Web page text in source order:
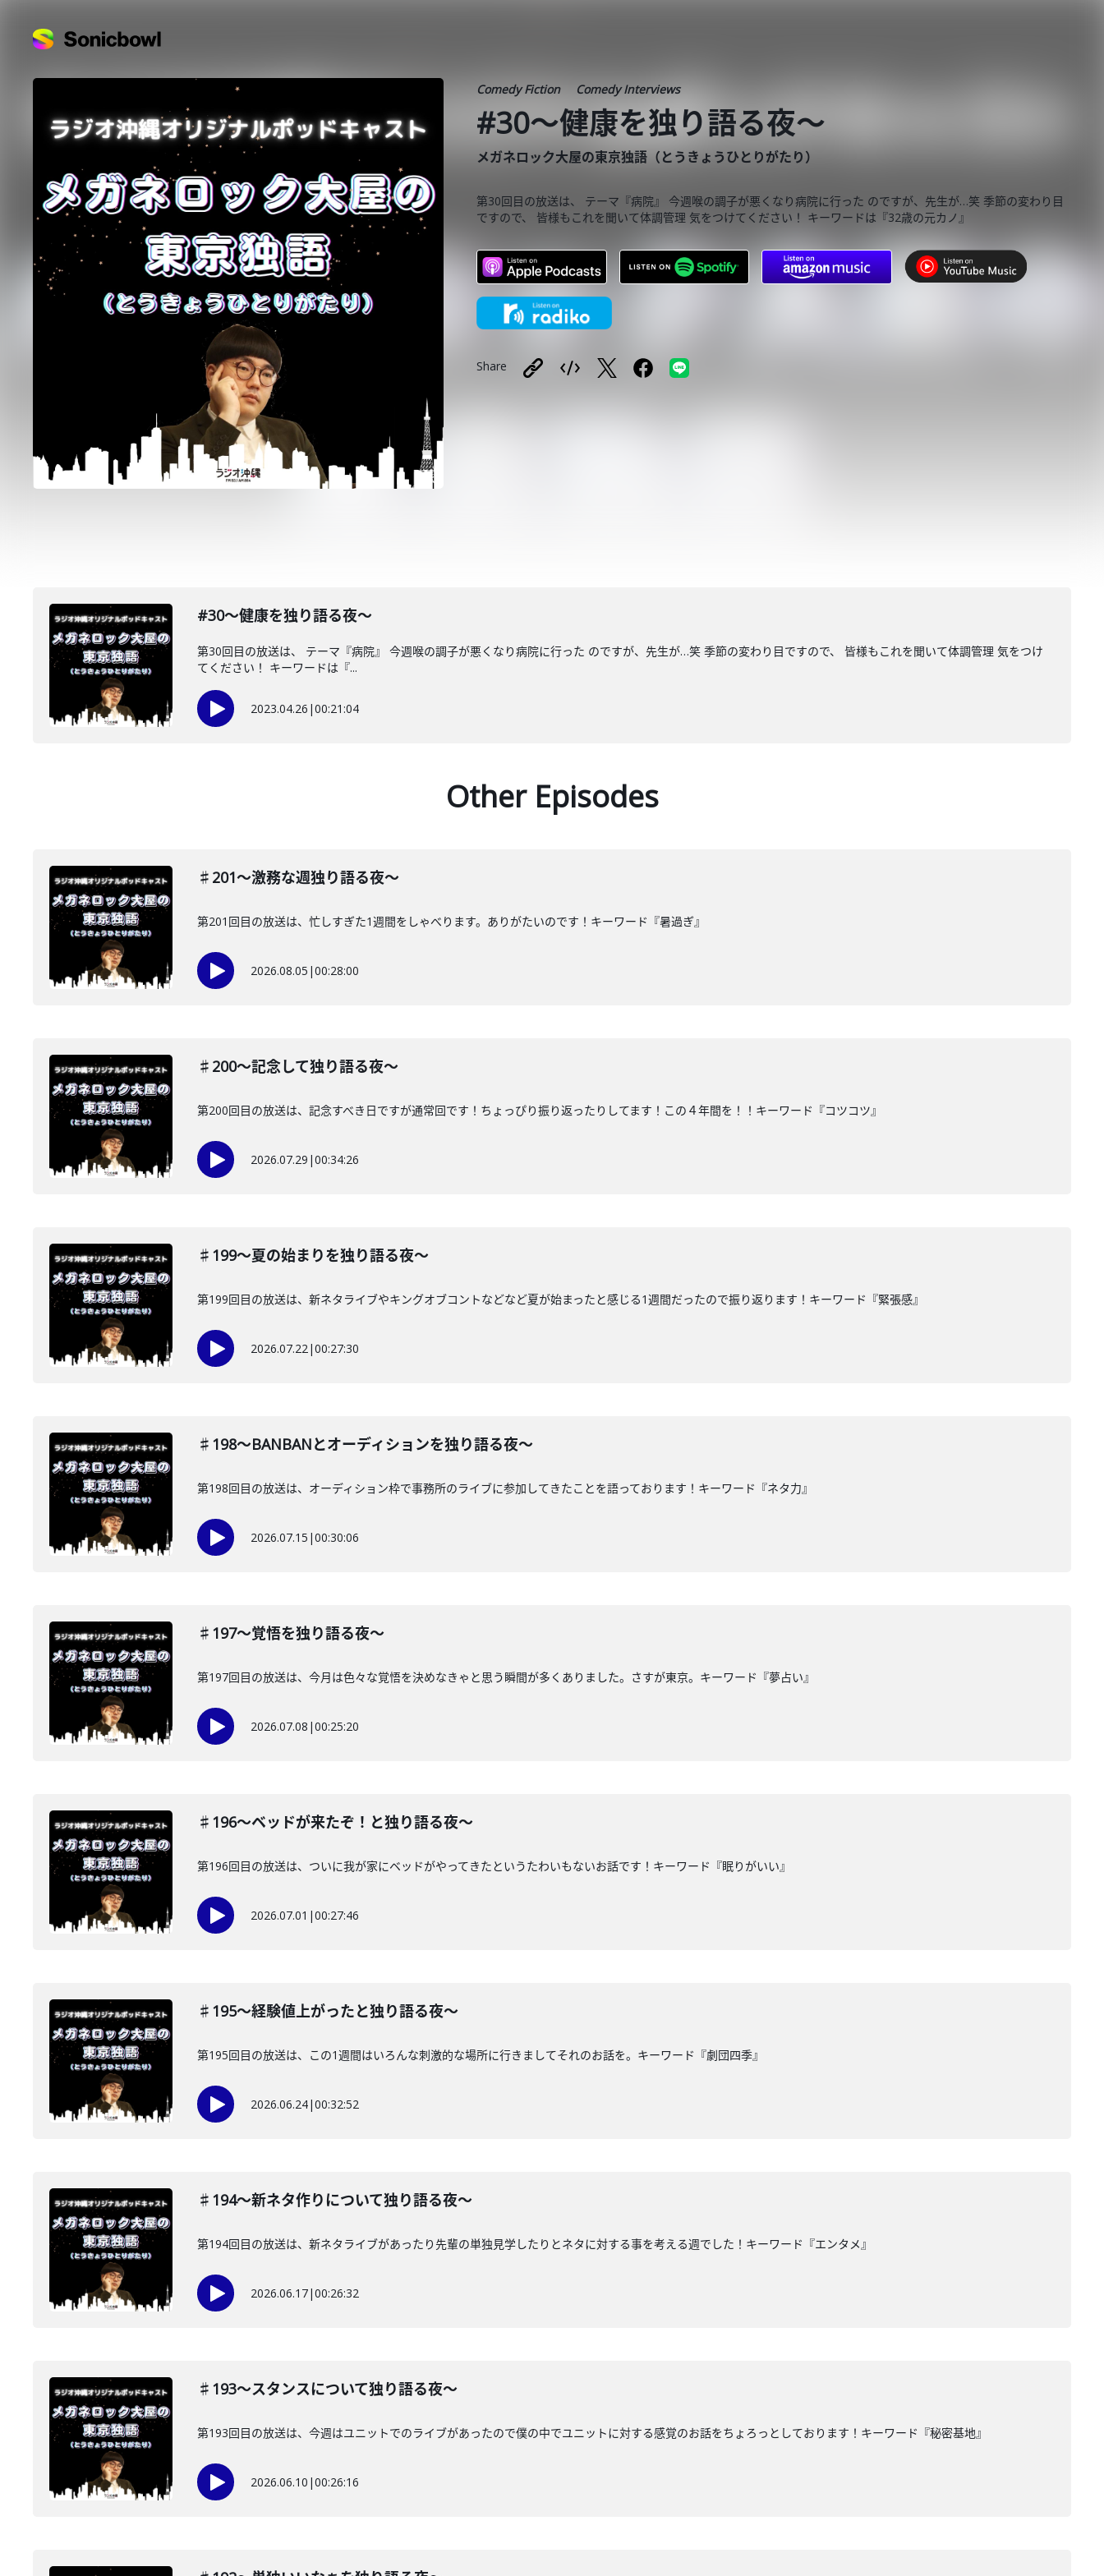
Comedy Fiction Comedy Interviews
#30〜健康を独り語る夜〜
メガネロック大屋の東京独語（とうきょうひとりがたり）
第30回目の放送は、 テーマ『病院』 今週喉の調子が悪くなり病院に行った のですが、先生が…笑 季節の変わり目
ですので、 皆様もこれを聞いて体調管理 気をつけてください！ キーワードは『32歳の元カノ』
Share
#30〜健康を独り語る夜〜
第30回目の放送は、 テーマ『病院』 今週喉の調子が悪くなり病院に行った のですが、先生が…笑 季節の変わり目ですので、 皆様もこれを聞いて体調管理 気をつけ
てください！ キーワードは『...
2023.04.26 |00:21:04
Other Episodes
♯201〜激務な週独り語る夜〜
第201回目の放送は、忙しすぎた1週間をしゃべります。ありがたいのです！キーワード『暑過ぎ』
2026.08.05 |00:28:00
♯200〜記念して独り語る夜〜
第200回目の放送は、記念すべき日ですが通常回です！ちょっぴり振り返ったりしてます！この４年間を！！キーワード『コツコツ』
2026.07.29 |00:34:26
♯199〜夏の始まりを独り語る夜〜
第199回目の放送は、新ネタライブやキングオブコントなどなど夏が始まったと感じる1週間だったので振り返ります！キーワード『緊張感』
2026.07.22|00:27:30
♯198〜BANBANとオーディションを独り語る夜〜
第198回目の放送は、オーディション枠で事務所のライブに参加してきたことを語っております！キーワード『ネタ力』
2026.07.15 |00:30:06
♯197〜覚悟を独り語る夜〜
第197回目の放送は、今月は色々な覚悟を決めなきゃと思う瞬間が多くありました。さすが東京。キーワード『夢占い』
2026.07.08 |00:25:20
♯196〜ベッドが来たぞ！と独り語る夜〜
第196回目の放送は、ついに我が家にベッドがやってきたというたわいもないお話です！キーワード『眠りがいい』
2026.07.01 |00:27:46
♯195〜経験値上がったと独り語る夜〜
第195回目の放送は、この1週間はいろんな刺激的な場所に行きましてそれのお話を。キーワード『劇団四季』
2026.06.24|00:32:52
♯194〜新ネタ作りについて独り語る夜〜
第194回目の放送は、新ネタライブがあったり先輩の単独見学したりとネタに対する事を考える週でした！キーワード『エンタメ』
2026.06.17|00:26:32
♯193〜スタンスについて独り語る夜〜
第193回目の放送は、今週はユニットでのライブがあったので僕の中でユニットに対する感覚のお話をちょろっとしております！キーワード『秘密基地』
2026.06.10 |00:26:16